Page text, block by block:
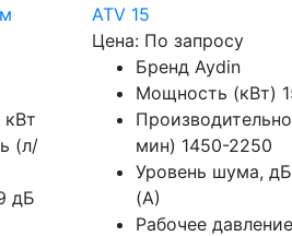
кВт
(л/
дБ
ATV 15
Цена: По запросу
Бренд Aydin
Мощность (кВт)
мин) 1450-2250
Уровень шума, дБ
(А)
Рабочее